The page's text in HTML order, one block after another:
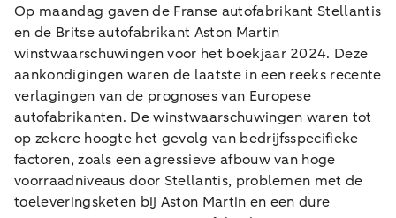
Op maandag gaven de Franse autofabrikant Stellantis
en de Britse autofabrikant Aston Martin
winstwaarschuwingen voor het boekjaar 2024. Deze
aankondigingen waren de laatste in een reeks recente
verlagingen van de prognoses van Europese
autofabrikanten. De winstwaarschuwingen waren tot
op zekere hoogte het gevolg van bedrijfsspecifieke
factoren, zoals een agressieve afbouw van hoge
voorraadniveaus door Stellantis, problemen met de
toeleveringsketen bij Aston Martin en een dure